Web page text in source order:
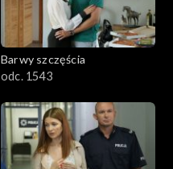
Barwy szczęścia
odc. 1543